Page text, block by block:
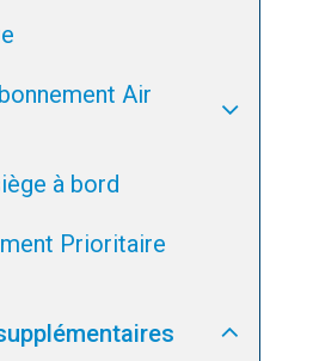
Air
à bord
Prioritaire